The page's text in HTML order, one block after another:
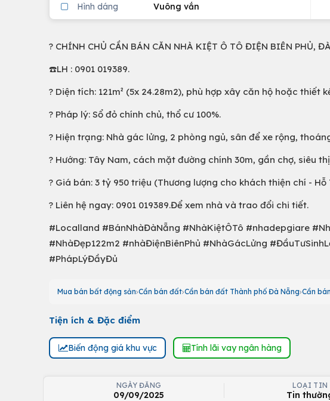
Hình dáng Vuông vắn
? CHÍNH CHỦ CẦN BÁN CĂN NHÀ KIỆT Ô TÔ ĐIỆN BIÊN PHỦ,
☎️LH : 0901 019389.
? Diện tích: 121m² (5x 24.28m2), phù hợp xây căn hộ hoặc thiết
? Pháp lý: Sổ đỏ chính chủ, thổ cư 100%.
? Hiện trạng: Nhà gác lửng, 2 phòng ngủ, sân để xe rộng,
? Hướng: Tây Nam, cách mặt đường chính 30m, gần chợ, siêu
? Giá bán: 3 tỷ 950 triệu (Thương lượng cho khách thiện chí - Hỗ
? Liên hệ ngay: 0901 019389.Để xem nhà và trao đổi chi tiết.
#Localland #BánNhàĐàNẵng #NhàKiệtÔTô #nhadepgiare
#NhàĐẹp122m2 #nhàĐiệnBiênPhủ #NhàGácLửng
#PhápLýĐầyĐủ
Mua bán bất động sản Cần bán đất Cần bán đất Thành phố Đà Nẵng Cần
Tiện ích & Đặc điểm
Biến động giá khu vực Tính lãi vay ngân hàng
NGÀY ĐĂNG
09/09/2025
LOẠI TIN
Tin